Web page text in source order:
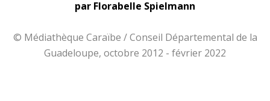
par Florabelle Spielmann
© Médiathèque Caraïbe / Conseil Départemental de la
Guadeloupe, octobre 2012 - février 2022